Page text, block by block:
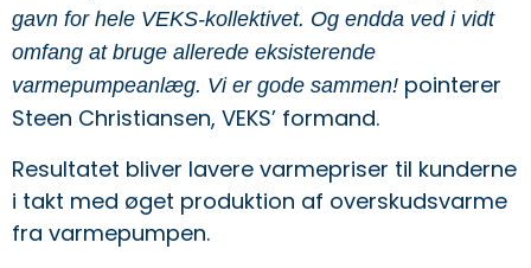
gavn for hele VEKS-kollektivet. Og endda ved i vidt
omfang at bruge allerede eksisterende
varmepumpeanlæg. Vi er gode sammen! pointerer
Steen Christiansen, VEKS’ formand.
Resultatet bliver lavere varmepriser til kunderne
i takt med øget produktion af overskudsvarme
fra varmepumpen.